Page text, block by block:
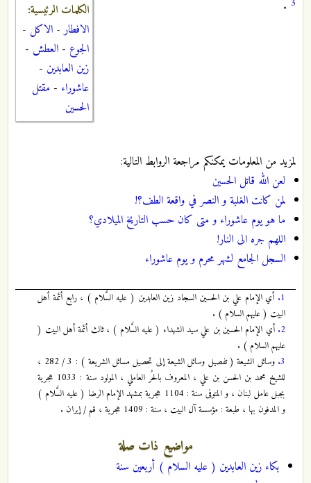
الكلمات الرئيسية:
الافطار- الاكل -
الجوع - العطش -
زين العابدين -
عاشوراء - مقتل
الحسين
.
لمزيد من المعلومات يمكنكم مراجعة الروابط التالية:
لعن الله قاتل الحسين
لمن كانت الغلبة و النصر في واقعة الطف؟!
ما هو يوم عاشوراء و متى كان حسب التاريخ الميلادي؟
اللهم جره الى النار!
السجل الجامع لشهر محرم و يوم عاشوراء
1. أي الإمام علي بن الحسين السجاد زين العابدين ( عليه السَّلام ) ، رابع أئمة أهل
البيت ( عليهم السلام ) .
2. أي الإمام الحسين بن علي سيد الشهداء ( عليه السَّلام ) ، ثالث أئمة أهل البيت (
عليهم السلام ) .
3.
وسائل الشيعة ( تفصيل وسائل الشيعة إلى تحصيل مسائل الشريعة ) : 3 / 282 ،
للشيخ محمد بن الحسن بن علي ، المعروف بالحُر العاملي ، المولود سنة : 1033 هجرية
بجبل عامل لبنان ، و المتوفى سنة : 1104 هجرية بمشهد الإمام الرضا ( عليه السَّلام )
و المدفون بها ، طبعة : مؤسسة آل البيت ، سنة : 1409 هجرية ، قم / إيران .
مواضيع ذات صلة
بكاء زين العابدين ( عليه السلام ) أربعين سنة